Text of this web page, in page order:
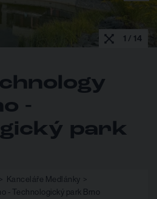
1 / 14
-
park
Kanceláře Medlánky
- Technologický park Brno